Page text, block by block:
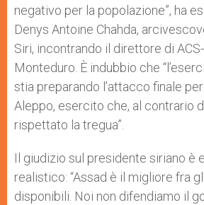
negativo per la popolazione”, ha
Denys Antoine Chahda,
Siri, incontrando il direttore di
Monteduro. È indubbio che
stia preparando l’attacco finale
Aleppo, esercito che, al contrario
rispettato la tregua”.
Il giudizio sul presidente siriano è
realistico: “Assad è il migliore fra
disponibili. Noi non difendiamo il